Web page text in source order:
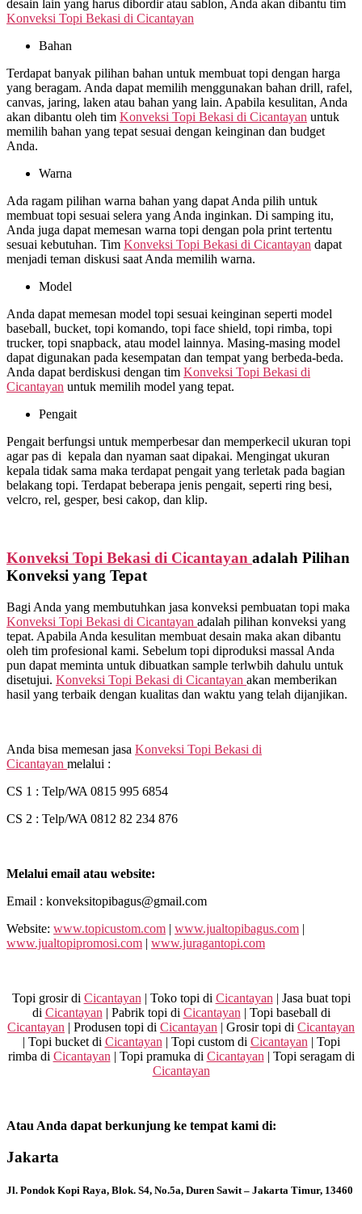
desain lain yang harus dibordir atau sablon, Anda akan dibantu tim
Konveksi Topi Bekasi di Cicantayan
Bahan
Terdapat banyak pilihan bahan untuk membuat topi dengan harga
yang beragam. Anda dapat memilih menggunakan bahan drill, rafel,
canvas, jaring, laken atau bahan yang lain. Apabila kesulitan, Anda
akan dibantu oleh tim Konveksi Topi Bekasi di Cicantayan untuk
memilih bahan yang tepat sesuai dengan keinginan dan budget
Anda.
Warna
Ada ragam pilihan warna bahan yang dapat Anda pilih untuk
membuat topi sesuai selera yang Anda inginkan. Di samping itu,
Anda juga dapat memesan warna topi dengan pola print tertentu
sesuai kebutuhan. Tim Konveksi Topi Bekasi di Cicantayan dapat
menjadi teman diskusi saat Anda memilih warna.
Model
Anda dapat memesan model topi sesuai keinginan seperti model
baseball, bucket, topi komando, topi face shield, topi rimba, topi
trucker, topi snapback, atau model lainnya. Masing-masing model
dapat digunakan pada kesempatan dan tempat yang berbeda-beda.
Anda dapat berdiskusi dengan tim Konveksi Topi Bekasi di
Cicantayan untuk memilih model yang tepat.
Pengait
Pengait berfungsi untuk memperbesar dan memperkecil ukuran topi
agar pas di kepala dan nyaman saat dipakai. Mengingat ukuran
kepala tidak sama maka terdapat pengait yang terletak pada bagian
belakang topi. Terdapat beberapa jenis pengait, seperti ring besi,
velcro, rel, gesper, besi cakop, dan klip.
Konveksi Topi Bekasi di Cicantayan adalah Pilihan
Konveksi yang Tepat
Bagi Anda yang membutuhkan jasa konveksi pembuatan topi maka
Konveksi Topi Bekasi di Cicantayan adalah pilihan konveksi yang
tepat. Apabila Anda kesulitan membuat desain maka akan dibantu
oleh tim profesional kami. Sebelum topi diproduksi massal Anda
pun dapat meminta untuk dibuatkan sample terlwbih dahulu untuk
disetujui. Konveksi Topi Bekasi di Cicantayan akan memberikan
hasil yang terbaik dengan kualitas dan waktu yang telah dijanjikan.
Anda bisa memesan jasa Konveksi Topi Bekasi di
Cicantayan melalui :
CS 1 : Telp/WA 0815 995 6854
CS 2 : Telp/WA 0812 82 234 876
Melalui email atau website:
Email : konveksitopibagus@gmail.com
Website: www.topicustom.com | www.jualtopibagus.com |
www.jualtopipromosi.com | www.juragantopi.com
Topi grosir di Cicantayan | Toko topi di Cicantayan | Jasa buat topi
di Cicantayan | Pabrik topi di Cicantayan | Topi baseball di
Cicantayan | Produsen topi di Cicantayan | Grosir topi di Cicantayan
| Topi bucket di Cicantayan | Topi custom di Cicantayan | Topi
rimba di Cicantayan | Topi pramuka di Cicantayan | Topi seragam di
Cicantayan
Atau Anda dapat berkunjung ke tempat kami di:
Jakarta
Jl. Pondok Kopi Raya, Blok. S4, No.5a, Duren Sawit – Jakarta Timur, 13460